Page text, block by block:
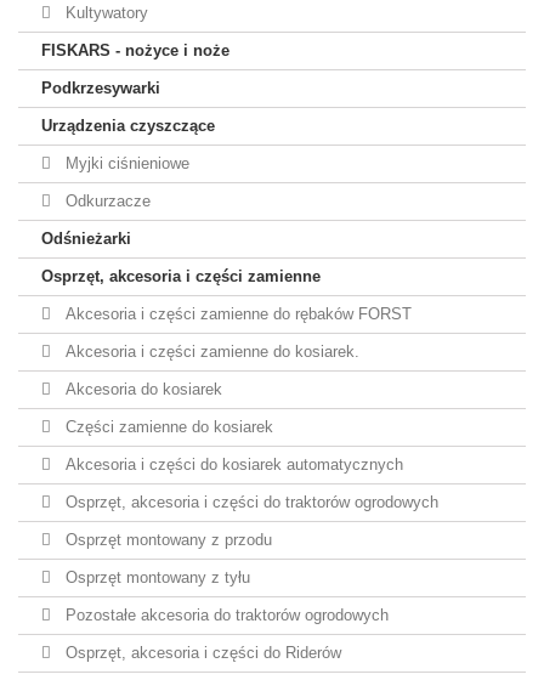
Kultywatory
FISKARS - nożyce i noże
Podkrzesywarki
Urządzenia czyszczące
Myjki ciśnieniowe
Odkurzacze
Odśnieżarki
Osprzęt, akcesoria i części zamienne
Akcesoria i części zamienne do rębaków FORST
Akcesoria i części zamienne do kosiarek.
Akcesoria do kosiarek
Części zamienne do kosiarek
Akcesoria i części do kosiarek automatycznych
Osprzęt, akcesoria i części do traktorów ogrodowych
Osprzęt montowany z przodu
Osprzęt montowany z tyłu
Pozostałe akcesoria do traktorów ogrodowych
Osprzęt, akcesoria i części do Riderów